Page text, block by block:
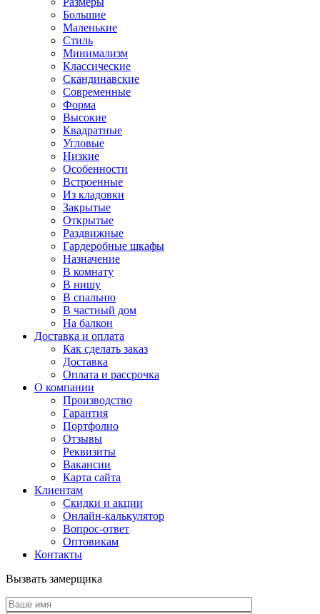
Большие
Маленькие
Стиль
Минимализм
Классические
Скандинавские
Современные
Форма
Высокие
Квадратные
Угловые
Низкие
Особенности
Встроенные
Из кладовки
Закрытые
Открытые
Раздвижные
Гардеробные шкафы
Назначение
В комнату
В нишу
В спальню
В частный дом
На балкон
Доставка и оплата
Как сделать заказ
Доставка
Оплата и рассрочка
О компании
Производство
Гарантия
Портфолио
Отзывы
Реквизиты
Вакансии
Карта сайта
Клиентам
Скидки и акции
Онлайн-калькулятор
Вопрос-ответ
Оптовикам
Контакты
Вызвать замерщика